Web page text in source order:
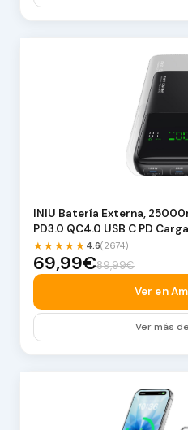
INIU Batería Externa,
PD3.0 QC4.0 USB C PD
★★★★★ 4.6(2674)
69,99€89,99€
Ver en
Ver más